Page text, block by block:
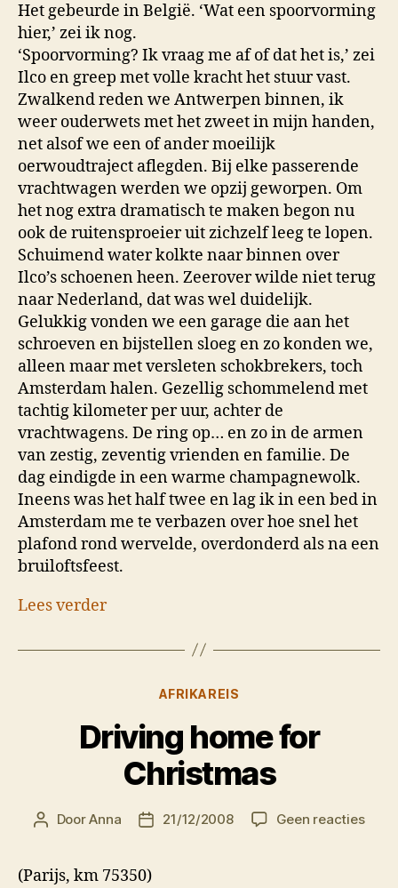
Het gebeurde in België. ‘Wat een spoorvorming
hier,’ zei ik nog.
‘Spoorvorming? Ik vraag me af of dat het is,’ zei
Ilco en greep met volle kracht het stuur vast.
Zwalkend reden we Antwerpen binnen, ik
weer ouderwets met het zweet in mijn handen,
net alsof we een of ander moeilijk
oerwoudtraject aflegden. Bij elke passerende
vrachtwagen werden we opzij geworpen. Om
het nog extra dramatisch te maken begon nu
ook de ruitensproeier uit zichzelf leeg te lopen.
Schuimend water kolkte naar binnen over
Ilco’s schoenen heen. Zeerover wilde niet terug
naar Nederland, dat was wel duidelijk.
Gelukkig vonden we een garage die aan het
schroeven en bijstellen sloeg en zo konden we,
alleen maar met versleten schokbrekers, toch
Amsterdam halen. Gezellig schommelend met
tachtig kilometer per uur, achter de
vrachtwagens. De ring op… en zo in de armen
van zestig, zeventig vrienden en familie. De
dag eindigde in een warme champagnewolk.
Ineens was het half twee en lag ik in een bed in
Amsterdam me te verbazen over hoe snel het
plafond rond wervelde, overdonderd als na een
bruiloftsfeest.
Lees verder
Categorieën
AFRIKAREIS
Driving home for
Christmas
Berichtauteur
DoorAnna Berichtdatum
21/12/2008 Geen reactiesop
(Parijs, km 75350)